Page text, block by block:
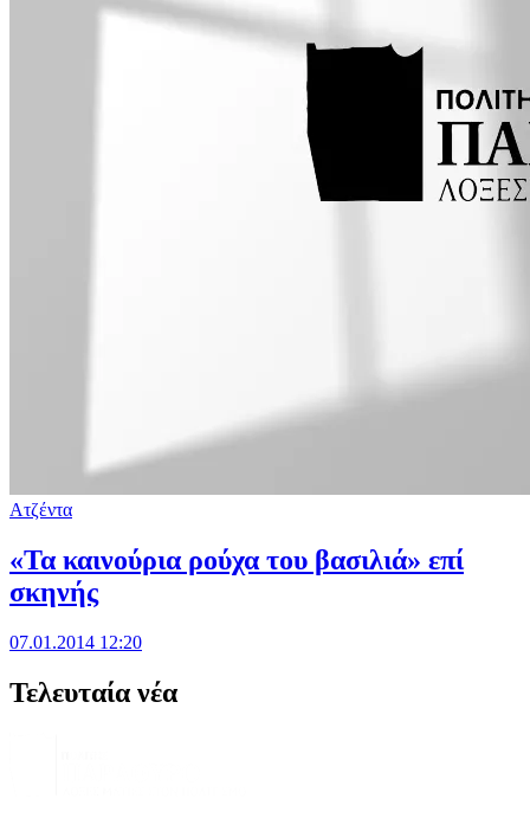
Ατζέντα
«Τα καινούρια ρούχα του βασιλιά» επί
σκηνής
07.01.2014 12:20
Τελευταία νέα